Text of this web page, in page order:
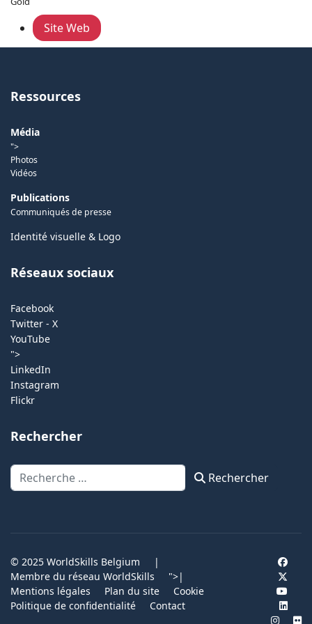
Site Web
Ressources
Média
">
Photos
Vidéos
Publications
Communiqués de presse
Identité visuelle & Logo
Réseaux sociaux
Facebook
Twitter - X
YouTube
">
LinkedIn
Instagram
Flickr
Rechercher
Rechercher Rechercher
© 2025 WorldSkills Belgium
|
Membre du réseau WorldSkills
">|
Mentions légales
Plan du site
Cookie
Politique de confidentialité
Contact